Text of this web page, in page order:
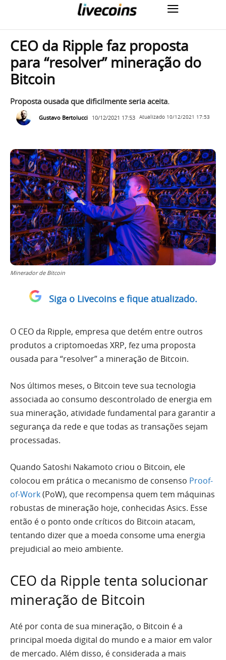
CEO da Ripple faz proposta
para “resolver” mineração do
Bitcoin
Proposta ousada que dificilmente seria aceita.
Gustavo Bertolucci 10/12/2021 17:53 Atualizado 10/12/2021 17:53
Minerador de Bitcoin
Siga o Livecoins e fique atualizado.
O CEO da Ripple, empresa que detém entre outros
produtos a criptomoedas XRP, fez uma proposta
ousada para “resolver” a mineração de Bitcoin.
Nos últimos meses, o Bitcoin teve sua tecnologia
associada ao consumo descontrolado de energia em
sua mineração, atividade fundamental para garantir a
segurança da rede e que todas as transações sejam
processadas.
Quando Satoshi Nakamoto criou o Bitcoin, ele
colocou em prática o mecanismo de consenso Proof-
of-Work(PoW), que recompensa quem tem máquinas
robustas de mineração hoje, conhecidas Asics. Esse
então é o ponto onde críticos do Bitcoin atacam,
tentando dizer que a moeda consome uma energia
prejudicial ao meio ambiente.
CEO da Ripple tenta solucionar
mineração de Bitcoin
Até por conta de sua mineração, o Bitcoin é a
principal moeda digital do mundo e a maior em valor
de mercado. Além disso, é considerada a mais